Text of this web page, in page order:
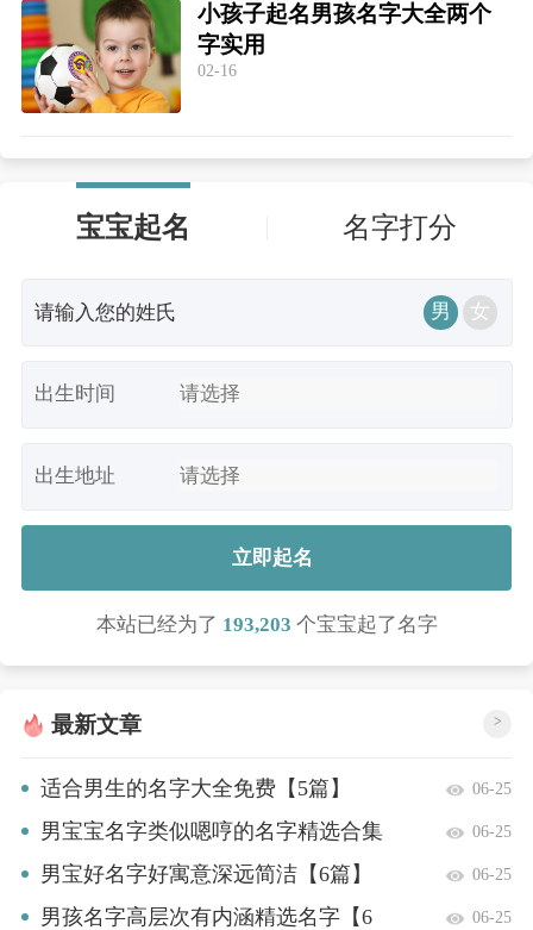
小孩子起名男孩名字大全两个
字实用
02-16
宝宝起名 名字打分
男 女
出生时间
出生地址
立即起名
本站已经为了 193,203 个宝宝起了名字
最新文章 >
适合男生的名字大全免费【5篇】 06-25
男宝宝名字类似嗯哼的名字精选合集
【十篇】
06-25
男宝好名字好寓意深远简洁【6篇】 06-25
男孩名字高层次有内涵精选名字【6
06-25